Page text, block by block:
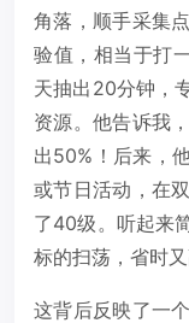
角落，顺手采集
验值，相当于打
天抽出20分钟，
资源。他告诉我
出50%！后来，
或节日活动，在
了40级。听起来
标的扫荡，省时又
这背后反映了一